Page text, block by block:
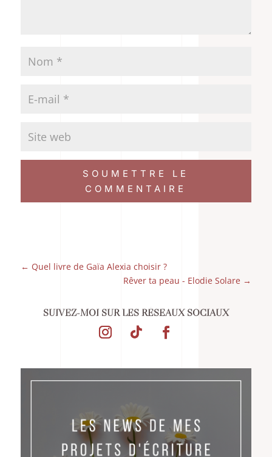
SOUMETTRE LE
COMMENTAIRE
← Quel livre de Gaïa Alexia choisir ?
Rêver ta peau - Elodie Solare →
SUIVEZ-MOI SUR LES RÉSEAUX SOCIAUX